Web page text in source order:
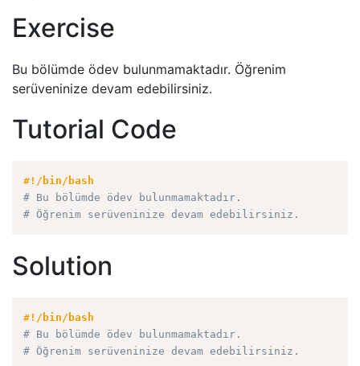
Exercise
Bu bölümde ödev bulunmamaktadır. Öğrenim
serüveninize devam edebilirsiniz.
Tutorial Code
#!/bin/bash
# Bu bölümde ödev bulunmamaktadır.
# Öğrenim serüveninize devam edebilirsiniz.
Solution
#!/bin/bash
# Bu bölümde ödev bulunmamaktadır.
# Öğrenim serüveninize devam edebilirsiniz.